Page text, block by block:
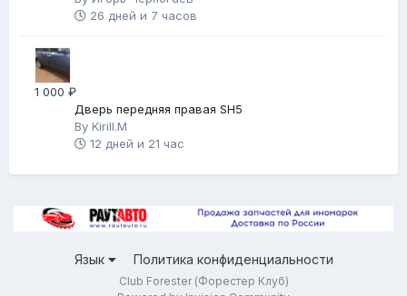
26 дней и 7 часов
1 000 ₽
Дверь передняя правая SH5
By Kirill.M
12 дней и 21 час
Язык Политика конфиденциальности
Club Forester (Форестер Клуб)